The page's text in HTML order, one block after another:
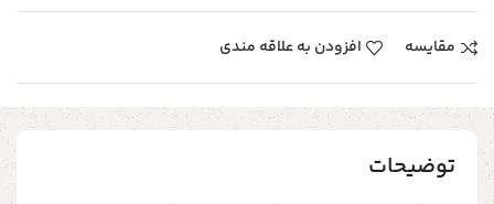
مقایسه افزودن به علاقه مندی
توضیحات